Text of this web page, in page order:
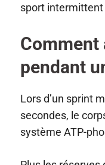
sport
Comment
pendant
Lors d’un sprint
secondes, le
système ATP-